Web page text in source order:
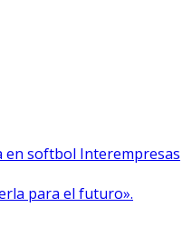
en softbol Interempresas
para el futuro».